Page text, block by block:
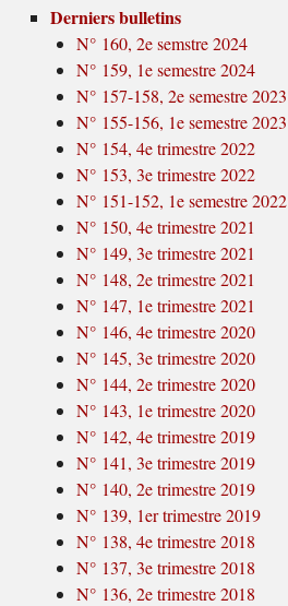
Derniers bulletins
N° 160, 2e semstre 2024
N° 159, 1e semestre 2024
N° 157-158, 2e semestre 2023
N° 155-156, 1e semestre 2023
N° 154, 4e trimestre 2022
N° 153, 3e trimestre 2022
N° 151-152, 1e semestre 2022
N° 150, 4e trimestre 2021
N° 149, 3e trimestre 2021
N° 148, 2e trimestre 2021
N° 147, 1e trimestre 2021
N° 146, 4e trimestre 2020
N° 145, 3e trimestre 2020
N° 144, 2e trimestre 2020
N° 143, 1e trimestre 2020
N° 142, 4e trimestre 2019
N° 141, 3e trimestre 2019
N° 140, 2e trimestre 2019
N° 139, 1er trimestre 2019
N° 138, 4e trimestre 2018
N° 137, 3e trimestre 2018
N° 136, 2e trimestre 2018